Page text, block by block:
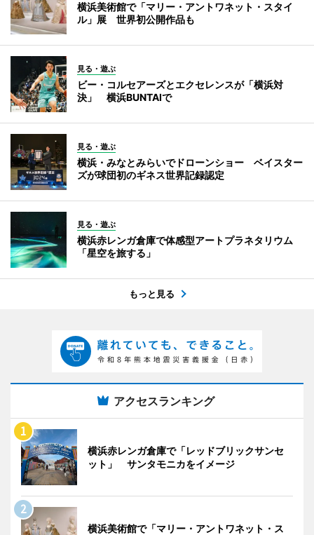
横浜美術館で「マリー・アントワネット・スタイ
ル」展 世界初公開作品も
見る・遊ぶ
ビー・コルセアーズとエクセレンスが「横浜対
決」 横浜BUNTAIで
見る・遊ぶ
横浜・みなとみらいでドローンショー ベイスター
ズが球団初のギネス世界記録認定
見る・遊ぶ
横浜赤レンガ倉庫で体感型アートプラネタリウム
「星空を旅する」
もっと見る
アクセスランキング
横浜赤レンガ倉庫で「レッドブリックサンセ
ット」 サンタモニカをイメージ
横浜美術館で「マリー・アントワネット・ス